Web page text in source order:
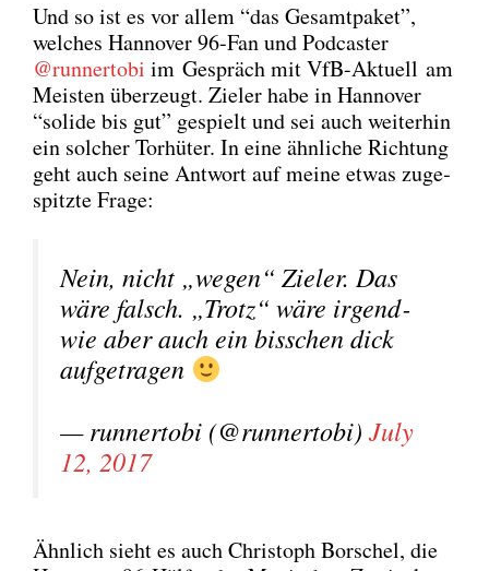
Und so ist es vor allem “das Gesamt­pa­ket”,
wel­ches Han­no­ver 96-Fan und Pod­cas­ter
@runnertobi im Gespräch mit VfB-Aktu­ell am
Meis­ten über­zeugt. Zie­l­er habe in Han­no­ver
“soli­de bis gut” gespielt und sei auch wei­ter­hin
ein sol­cher Tor­hü­ter. In eine ähn­li­che Rich­tung
geht auch sei­ne Ant­wort auf mei­ne etwas zuge­
spitz­te Fra­ge:
Nein, nicht „wegen“ Zie­l­er. Das
wäre falsch. „Trotz“ wäre irgend­
wie aber auch ein biss­chen dick
auf­ge­tra­gen
— run­ner­to­bi (@runnertobi) July
12, 2017
Ähn­lich sieht es auch Chris­toph Bor­schel, die